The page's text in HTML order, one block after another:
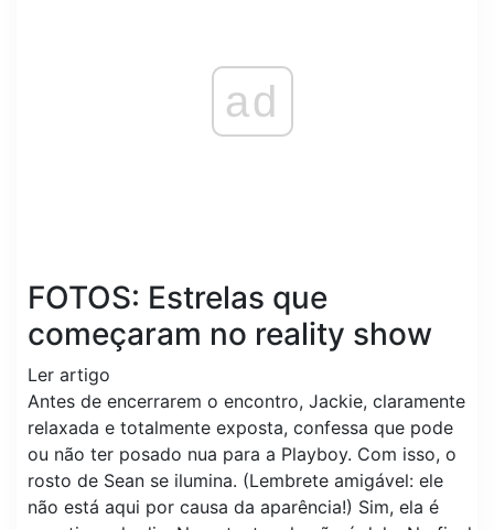
ad
FOTOS: Estrelas que
começaram no reality show
Ler artigo
Antes de encerrarem o encontro, Jackie, claramente
relaxada e totalmente exposta, confessa que pode
ou não ter posado nua para a Playboy. Com isso, o
rosto de Sean se ilumina. (Lembrete amigável: ele
não está aqui por causa da aparência!) Sim, ela é